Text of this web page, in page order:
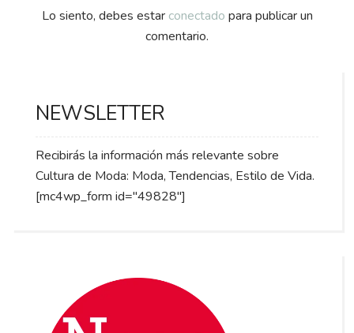
Lo siento, debes estar conectado para publicar un
comentario.
NEWSLETTER
Recibirás la información más relevante sobre
Cultura de Moda: Moda, Tendencias, Estilo de Vida.
[mc4wp_form id="49828"]